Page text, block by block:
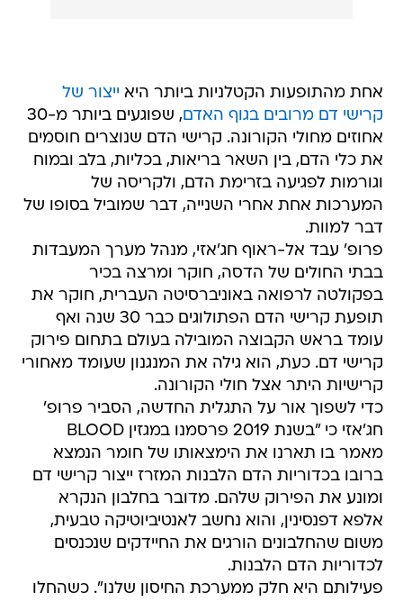
אחת מהתופעות הקטלניות ביותר היא ייצור של
קרישי דם מרובים בגוף האדם
, שפוגעים ביותר מ-30
אחוזים מחולי הקורונה. קרישי הדם שנוצרים חוסמים
את כלי הדם, בין השאר בריאות, בכליות, בלב ובמוח
וגורמות לפגיעה בזרימת הדם, ולקריסה של
המערכות אחת אחרי השנייה, דבר שמוביל בסופו של
דבר למוות.
פרופ' עבד אל-ראוף חג'אזי, מנהל מערך המעבדות
בבתי החולים של הדסה, חוקר ומרצה בכיר
בפקולטה לרפואה באוניברסיטה העברית, חוקר את
תופעת קרישי הדם הפתולוגים כבר 30 שנה ואף
עומד בראש הקבוצה המובילה בעולם בתחום פירוק
קרישי דם. כעת, הוא גילה את המנגנון שעומד מאחורי
קרישיות היתר אצל חולי הקורונה.
כדי לשפוך אור על התגלית החדשה, הסביר פרופ'
חג'אזי כי "בשנת 2019 פרסמנו במגזין BLOOD
מאמר בו תארנו את הימצאותו של חומר הנמצא
ברובו בכדוריות הדם הלבנות המזרז ייצור קרישי דם
ומונע את הפירוק שלהם. מדובר בחלבון הנקרא
אלפא דפנסינין, והוא נחשב לאנטיביוטיקה טבעית,
משום שהחלבונים הורגים את החיידקים שנכנסים
לכדוריות הדם הלבנות.
פעילותם היא חלק ממערכת החיסון שלנו". כשהחלו